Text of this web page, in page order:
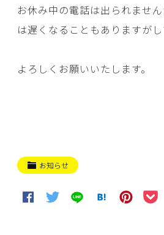
お休み中の電話は出られませ
は遅くなることもありますがし
よろしくお願いいたします。
お知らせ